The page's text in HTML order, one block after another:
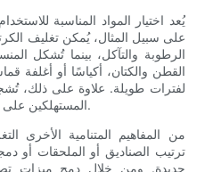
يُعد اختيار المواد المناسبة
على سبيل المثال، يُمكن تغليف
الرطوبة والتآكل، بينما تُشكل
القطن والكتان، أكياسًا أو أغلفة
لفترات طويلة. علاوة على ذلك،
المستهلكين على تخزينها وإعادة استخدامها دون عناء.
من المفاهيم المتنامية الأخرى
ترتيب الصناديق أو الملحقات أو
جديدة. ومن خلال دمج ميزات